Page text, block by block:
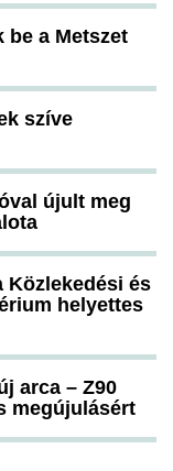
be a Metszet
szíve
újult meg
Közlekedési és
helyettes
arca – Z90
megújulásért